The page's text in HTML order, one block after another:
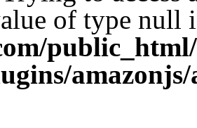
of type null